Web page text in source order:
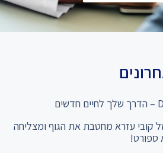
קובי עזרא מחטבת את הגוף ומצליחה
ספורט!